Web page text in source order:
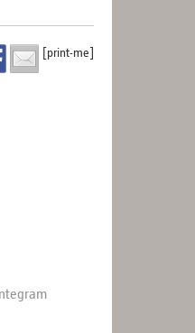
[print-me]